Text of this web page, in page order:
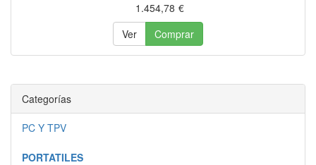
1.454,78 €
Ver
Comprar
Categorías
PC Y TPV
PORTATILES